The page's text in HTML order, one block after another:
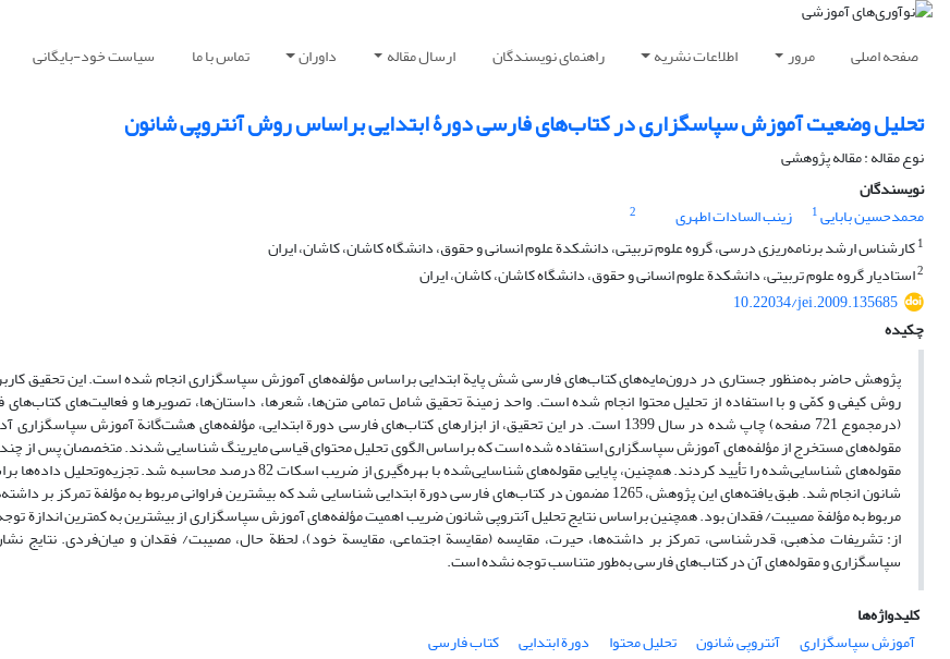
صفحه اصلی مرور اطلاعات نشریه راهنمای نویسندگان ارسال مقاله داوران تماس با ما سیاست خود-بایگانی
تحلیل وضعیت آموزش سپاسگزاری در کتاب‌های فارسی دورۀ ابتدایی براساس روش آنتروپی شانون
نوع مقاله : مقاله پژوهشی
نویسندگان
محمدحسین بابایی1 زینب السادات اطهری
2
1کارشناس ارشد برنامه‌ریزی درسی، گروه علوم تربیتی، دانشکدة علوم انسانی و حقوق، دانشگاه کاشان، کاشان، ایران
2استادیار گروه علوم تربیتی، دانشکدة علوم انسانی و حقوق، دانشگاه کاشان، کاشان، ایران
10.22034/jei.2009.135685
چکیده
پژوهش حاضر به‌منظور جستاری در درون‌مایه‌های کتاب‌های فارسی شش پایة ابتدایی براساس مؤلفه‌های آموزش سپاسگزاری انجام شده است. این تحقیق
روش کیفی‌ و کمّی و با استفاده از تحلیل محتوا انجام ‌شده است. واحد زمینة تحقیق شامل تمامی متن‌ها، شعرها، داستان‌ها، تصویرها و فعالیت‌های کتاب‌های
مقوله‌های مستخرج از مؤلفه‌های آموزش سپاسگزاری استفاده شده است که براساس الگوی تحلیل محتوای قیاسی مایرینگ شناسایی شدند. متخصصان پس از
مقوله‌های شناسایی‌شده را تأیید کردند. همچنین، پایایی مقوله‌های شناسایی‌شده با بهره‌گیری از ضریب اسکات 82
شانون انجام شد. طبق یافته‌های این پژوهش، 1265 مضمون در کتاب‌های فارسی دورة ابتدایی شناسایی شد که بیشترین فراوانی مربوط به مؤلفة تمرکز
مربوط به مؤلفة مصیبت/ فقدان بود. همچنین براساس نتایج تحلیل آنتروپی شانون ضریب اهمیت مؤلفه‌های آموزش سپاسگزاری از بیشترین به کمترین اندازة
از: تشریفات مذهبی، قدرشناسی، تمرکز بر داشته‌ها، حیرت، مقایسه (مقایسة اجتماعی، مقایسة خود)، لحظة حال، مصیبت/ فقدان و میان‌فردی. نتایج
سپاسگزاری و مقوله‌های آن در کتاب‌های فارسی به‌طور متناسب توجه نشده است.
کلیدواژه‌ها
آموزش سپاسگزاری
آنتروپی شانون تحلیل محتوا دورة ابتدایی کتاب فارسی